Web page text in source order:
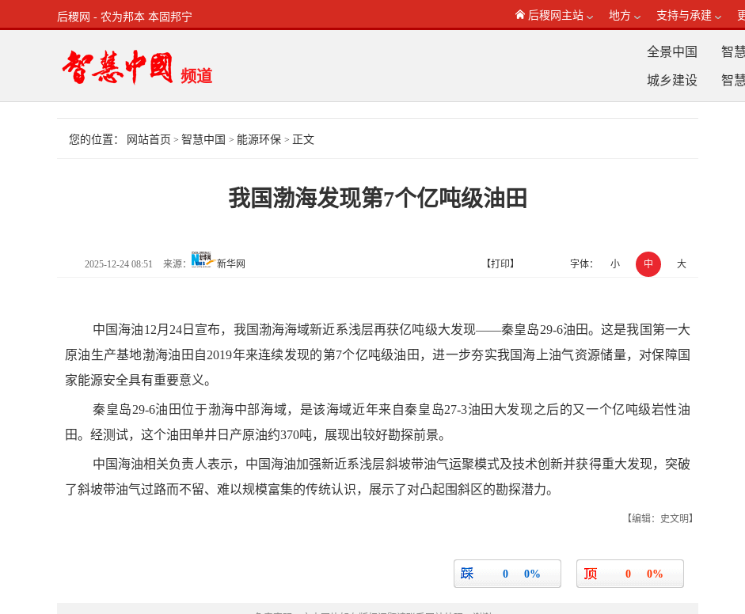
后稷网 - 农为邦本 本固邦宁 后稷网主站 地方 支持与承建
频道
全景中国 智
城乡建设 智
您的位置： 网站首页 > 智慧中国 > 能源环保 > 正文
我国渤海发现第7个亿吨级油田
2025-12-24 08:51 来源： 新华网 字体： 小 中 大
【打印】
中国海油12月24日宣布，我国渤海海域新近系浅层再获亿吨级大发现——秦皇岛29-6油田。这是我国第一大
原油生产基地渤海油田自2019年来连续发现的第7个亿吨级油田，进一步夯实我国海上油气资源储量，对保障国
家能源安全具有重要意义。
秦皇岛29-6油田位于渤海中部海域，是该海域近年来自秦皇岛27-3油田大发现之后的又一个亿吨级岩性油
田。经测试，这个油田单井日产原油约370吨，展现出较好勘探前景。
中国海油相关负责人表示，中国海油加强新近系浅层斜坡带油气运聚模式及技术创新并获得重大发现，突破
了斜坡带油气过路而不留、难以规模富集的传统认识，展示了对凸起围斜区的勘探潜力。
【编辑：史文明】
0 0%
0 0%